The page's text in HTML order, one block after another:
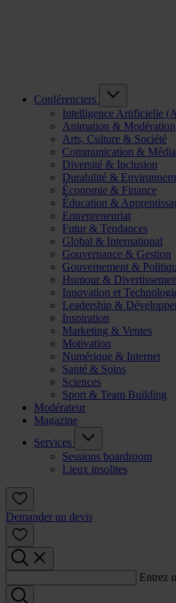
Conférenciers
Intelligence Artificielle
Animation & Modération
Arts, Culture & Société
Communication &
Diversité & Inclusion
Durabilité &
Économie & Finance
Éducation &
Entrepreneuriat
Futur & Tendances
Global & International
Gouvernance & Gestion
Gouvernement &
Humour &
Innovation et
Leadership &
Inspiration
Marketing & Ventes
Motivation
Numérique & Internet
Santé & Soins
Sciences
Sport & Team Building
Modérateur
Magazine
Services
Sessions boardroom
Lieux insolites
Demander un devis
Entrez